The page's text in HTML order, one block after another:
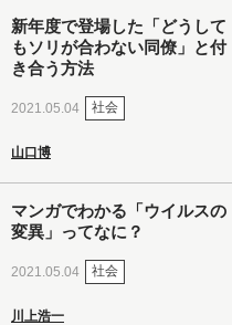
新年度で登場した「どうして
もソリが合わない同僚」と付
き合う方法
2021.05.04 社会
山口博
マンガでわかる「ウイルスの
変異」ってなに？
2021.05.04 社会
川上浩一